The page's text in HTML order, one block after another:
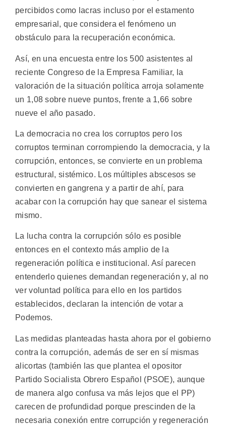
percibidos como lacras incluso por el estamento
empresarial, que considera el fenómeno un
obstáculo para la recuperación económica.
Así, en una encuesta entre los 500 asistentes al
reciente Congreso de la Empresa Familiar, la
valoración de la situación política arroja solamente
un 1,08 sobre nueve puntos, frente a 1,66 sobre
nueve el año pasado.
La democracia no crea los corruptos pero los
corruptos terminan corrompiendo la democracia, y la
corrupción, entonces, se convierte en un problema
estructural, sistémico. Los múltiples abscesos se
convierten en gangrena y a partir de ahí, para
acabar con la corrupción hay que sanear el sistema
mismo.
La lucha contra la corrupción sólo es posible
entonces en el contexto más amplio de la
regeneración política e institucional. Así parecen
entenderlo quienes demandan regeneración y, al no
ver voluntad política para ello en los partidos
establecidos, declaran la intención de votar a
Podemos.
Las medidas planteadas hasta ahora por el gobierno
contra la corrupción, además de ser en sí mismas
alicortas (también las que plantea el opositor
Partido Socialista Obrero Español (PSOE), aunque
de manera algo confusa va más lejos que el PP)
carecen de profundidad porque prescinden de la
necesaria conexión entre corrupción y regeneración